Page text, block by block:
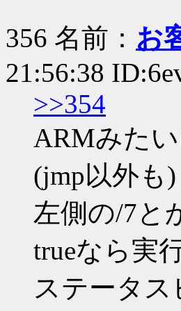
356 名前： お
21:56:38
>>354
ARMみた
(jmp以外も)
左側の/7と
trueなら実
ステータ